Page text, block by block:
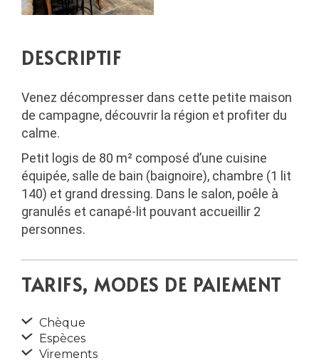
DESCRIPTIF
Venez décompresser dans cette petite maison
de campagne, découvrir la région et profiter du
calme.
Petit logis de 80 m² composé d’une cuisine
équipée, salle de bain (baignoire), chambre (1 lit
140) et grand dressing. Dans le salon, poêle à
granulés et canapé-lit pouvant accueillir 2
personnes.
TARIFS, MODES DE PAIEMENT
Chèque
Espèces
Virements